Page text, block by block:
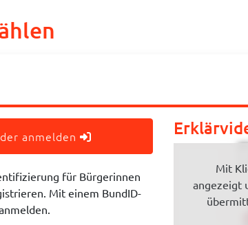
anmelden
für Bürgerinnen
Mit einem BundID-
Mit
angezeigt